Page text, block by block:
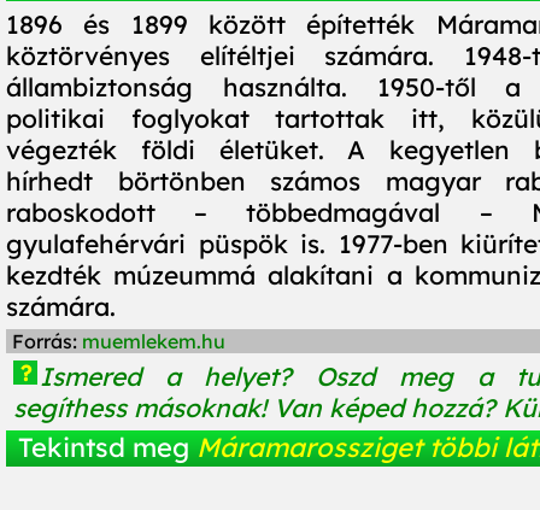
1896 és 1899 között építették
köztörvényes elítéltjei számára.
állambiztonság használta. 1950-től a
politikai foglyokat tartottak itt,
végezték földi életüket. A kegyetlen
hírhedt börtönben számos magyar
raboskodott – többedmagával –
gyulafehérvári püspök is. 1977-ben
kezdték múzeummá alakítani a
számára.
Forrás: muemlekem.hu
? Ismered a helyet? Oszd meg a
segíthess másoknak! Van képed hozzá?
Tekintsd meg Máramarossziget többi